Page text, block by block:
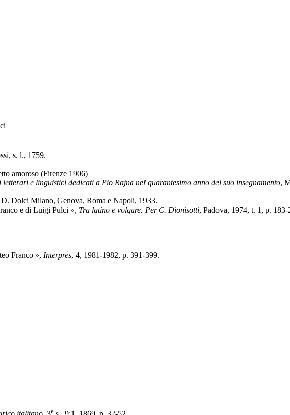
s. l., 1759.
amoroso (Firenze 1906)
letterari e linguistici dedicati a Pio Rajna nel quarantesimo anno del suo insegnamento,
D. Dolci Milano, Genova, Roma e Napoli, 1933.
e di Luigi Pulci », Tra latino e volgare. Per C. Dionisotti, Padova, 1974, t. 1, p. 183-
Franco », Interpres, 4, 1981-1982, p. 391-399.
e